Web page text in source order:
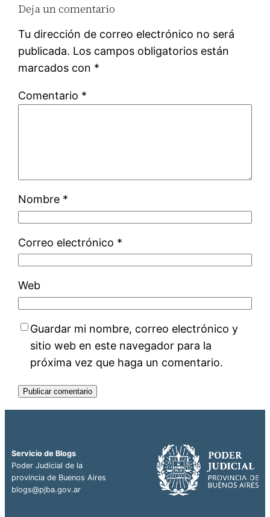
Deja un comentario
Tu dirección de correo electrónico no será
publicada. Los campos obligatorios están
marcados con *
Comentario *
Nombre *
Correo electrónico *
Web
Guardar mi nombre, correo electrónico y
sitio web en este navegador para la
próxima vez que haga un comentario.
Servicio de Blogs
Poder Judicial de la
provincia de Buenos Aires
blogs@pjba.gov.ar